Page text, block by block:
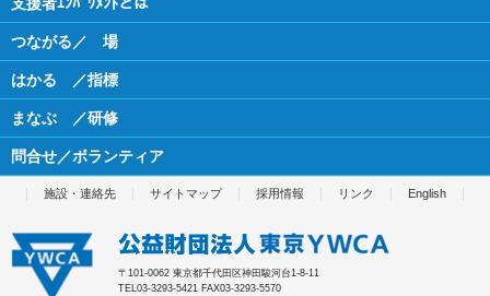
つながる／ 場
はかる ／指標
まなぶ ／研修
問合せ／ボランティア
施設・連絡先 サイトマップ 採用情報 リンク English
〒101-0062 東京都千代田区神田駿河台1-8-11
TEL03-3293-5421 FAX03-3293-5570